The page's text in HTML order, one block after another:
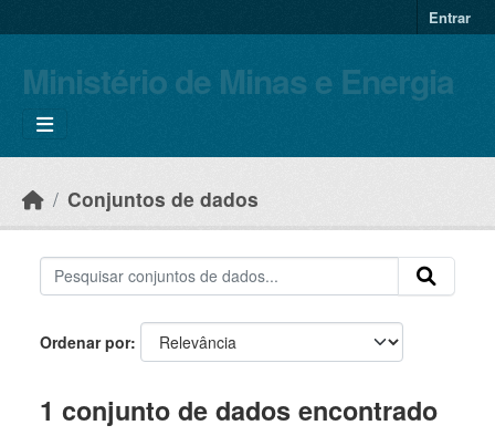
Entrar
Ministério de Minas e Energia
Conjuntos de dados
Ordenar por
1 conjunto de dados encontrado